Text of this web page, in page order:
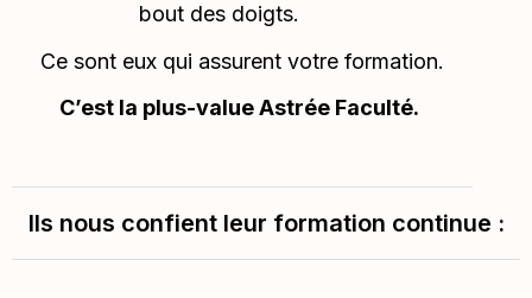
bout des doigts.
Ce sont eux qui assurent votre formation.
C’est la plus-value Astrée Faculté.
Ils nous confient leur formation continue :